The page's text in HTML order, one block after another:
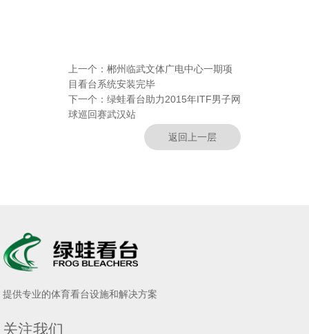
上一个： 郴州临武文体广电中心一期项
目看台系统安装完毕
下一个： 绿蛙看台助力2015年ITF男子网
球巡回赛武汉站
返回上一层
提供专业的体育看台设施和解决方案
关注我们